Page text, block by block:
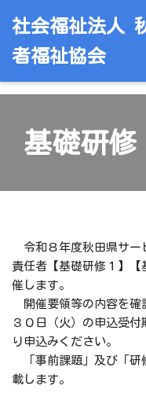
ン
テ
ッ
社会福祉法人
者福祉協会
基礎研修
令和８年度秋田県サー
責任者【基礎研修１】【
催します。
開催要領等の内容を確
３０日（火）の申込受
り申込みください。
「事前課題」及び「研
載します。